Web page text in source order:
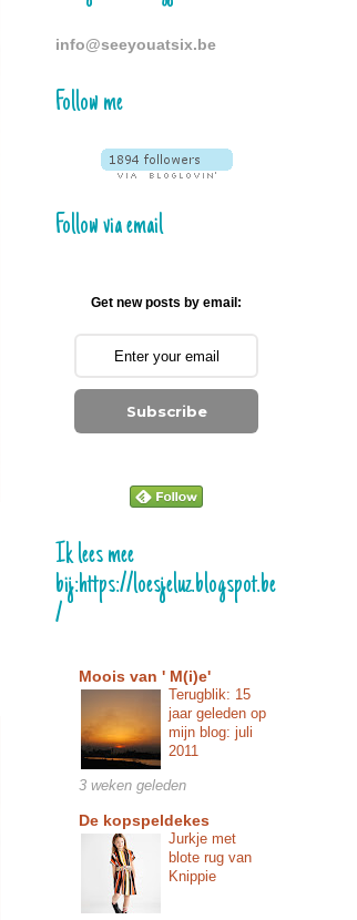
info@seeyouatsix.be
Follow me
Follow via email
Get new posts by email:
Subscribe
Ik lees mee
bij:https://loesjeluz.blogspot.be
/
Moois van ' M(i)e'
Terugblik: 15
jaar geleden op
mijn blog: juli
2011
3 weken geleden
De kopspeldekes
Jurkje met
blote rug van
Knippie